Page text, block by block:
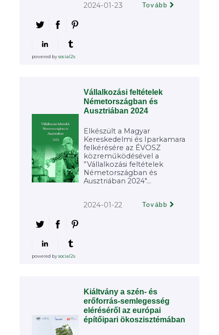
2024-01-23 Tovább
powered bysocial2s
Vállalkozási feltételek
Németországban és
Ausztriában 2024
Elkészült a Magyar
Kereskedelmi és Iparkamara
felkérésére az ÉVOSZ
közreműködésével a
”Vállalkozási feltételek
Németországban és
Ausztriában 2024"...
2024-01-22 Tovább
powered bysocial2s
Kiáltvány a szén- és
erőforrás-semlegesség
eléréséről az európai
építőipari ökoszisztémában